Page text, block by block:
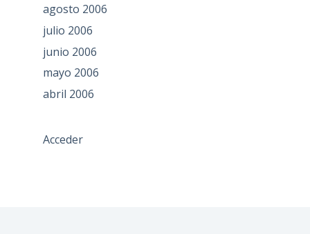
agosto 2006
julio 2006
junio 2006
mayo 2006
abril 2006
Acceder